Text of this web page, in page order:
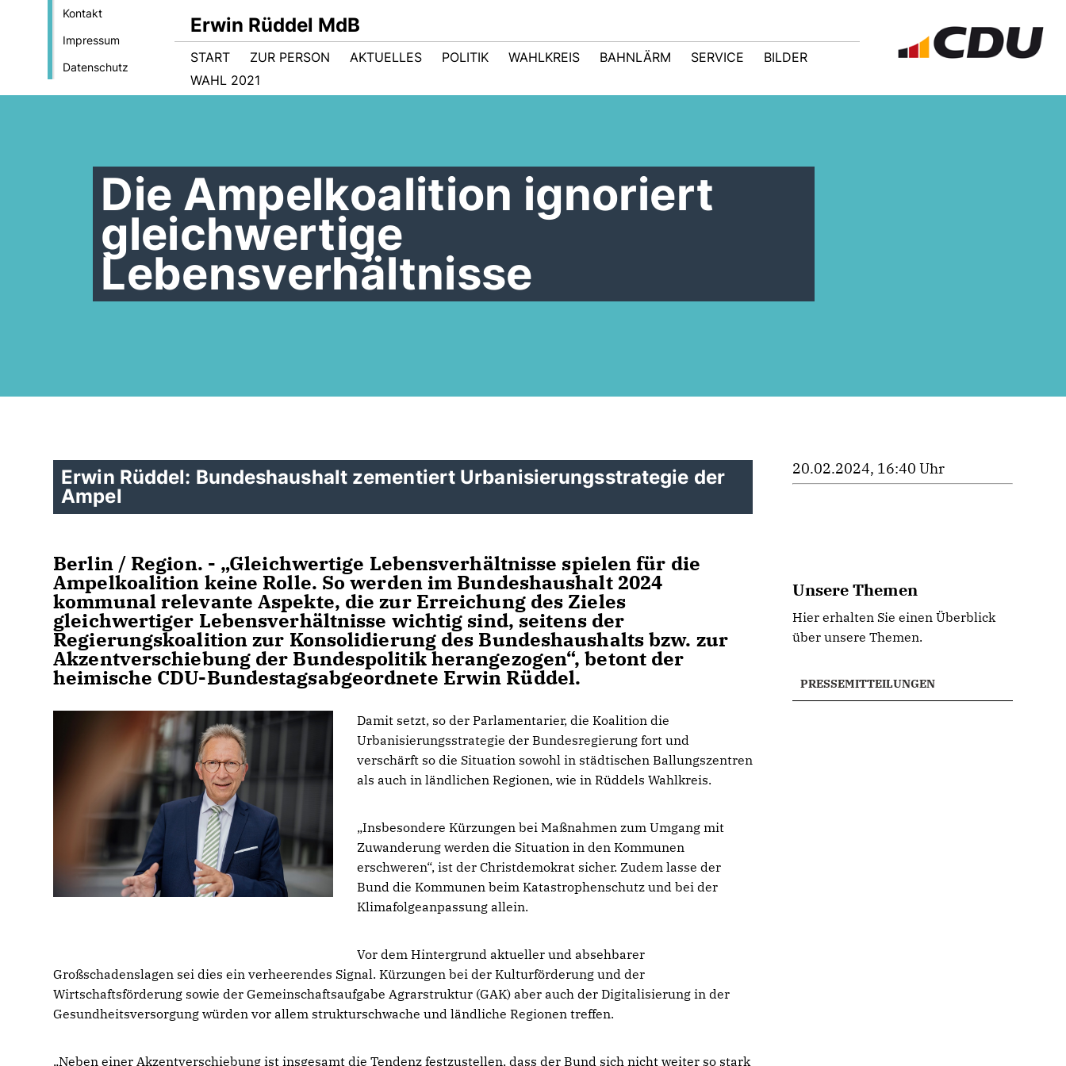
Kontakt
Impressum
Datenschutz
Erwin Rüddel MdB
START ZUR PERSON AKTUELLES POLITIK WAHLKREIS BAHNLÄRM SERVICE
BILDER
WAHL 2021
Die Ampelkoalition ignoriert
gleichwertige
Lebensverhältnisse
Erwin Rüddel: Bundeshaushalt zementiert Urbanisierungsstrategie der
Ampel
Berlin / Region. - „Gleichwertige Lebensverhältnisse spielen für die
Ampelkoalition keine Rolle. So werden im Bundeshaushalt 2024
kommunal relevante Aspekte, die zur Erreichung des Zieles
gleichwertiger Lebensverhältnisse wichtig sind, seitens der
Regierungskoalition zur Konsolidierung des Bundeshaushalts bzw. zur
Akzentverschiebung der Bundespolitik herangezogen“, betont der
heimische CDU-Bundestagsabgeordnete Erwin Rüddel.
Damit setzt, so der Parlamentarier, die Koalition die
Urbanisierungsstrategie der Bundesregierung fort und
verschärft so die Situation sowohl in städtischen Ballungszentren
als auch in ländlichen Regionen, wie in Rüddels Wahlkreis.
Insbesondere Kürzungen bei Maßnahmen zum Umgang mit
Zuwanderung werden die Situation in den Kommunen
erschweren“, ist der Christdemokrat sicher. Zudem lasse der
Bund die Kommunen beim Katastrophenschutz und bei der
Klimafolgeanpassung allein.
Vor dem Hintergrund aktueller und absehbarer
Großschadenslagen sei dies ein verheerendes Signal. Kürzungen bei der Kulturförderung und der
Wirtschaftsförderung sowie der Gemeinschaftsaufgabe Agrarstruktur (GAK) aber auch der Digitalisierung in der
Gesundheitsversorgung würden vor allem strukturschwache und ländliche Regionen treffen.
Neben einer Akzentverschiebung ist insgesamt die Tendenz festzustellen, dass der Bund sich nicht weiter so stark
20.02.2024, 16:40 Uhr
Unsere Themen
Hier erhalten Sie einen Überblick
über unsere Themen.
PRESSEMITTEILUNGEN